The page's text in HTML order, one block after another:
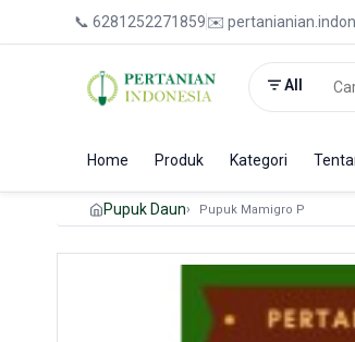
📞 6281252271859✉️
All
Home Produk Kategori
Pupuk Daun Pupuk Mamigro P